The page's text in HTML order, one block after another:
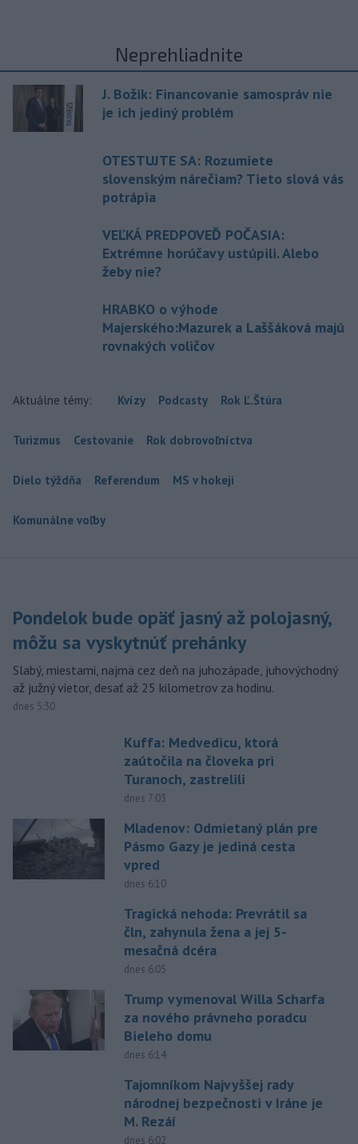
Neprehliadnite
J. Božik: Financovanie samospráv nie
je ich jediný problém
OTESTUJTE SA: Rozumiete
slovenským nárečiam? Tieto slová vás
potrápia
VEĽKÁ PREDPOVEĎ POČASIA:
Extrémne horúčavy ustúpili. Alebo
žeby nie?
HRABKO o výhode
Majerského:Mazurek a Laššáková majú
rovnakých voličov
Aktuálne témy: Kvízy Podcasty Rok Ľ.Štúra
Turizmus Cestovanie Rok dobrovoľníctva
Dielo týždňa Referendum MS v hokeji
Komunálne voľby
Pondelok bude opäť jasný až polojasný,
môžu sa vyskytnúť prehánky
Slabý, miestami, najmä cez deň na juhozápade, juhovýchodný
až južný vietor, desať až 25 kilometrov za hodinu.
dnes 5:30
Kuffa: Medvedicu, ktorá
zaútočila na človeka pri
Turanoch, zastrelili
dnes 7:03
Mladenov: Odmietaný plán pre
Pásmo Gazy je jediná cesta
vpred
dnes 6:10
Tragická nehoda: Prevrátil sa
čln, zahynula žena a jej 5-
mesačná dcéra
dnes 6:05
Trump vymenoval Willa Scharfa
za nového právneho poradcu
Bieleho domu
dnes 6:14
Tajomníkom Najvyššej rady
národnej bezpečnosti v Iráne je
M. Rezáí
dnes 6:02